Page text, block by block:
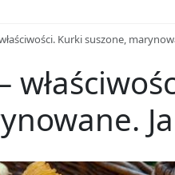
Kurki suszone,